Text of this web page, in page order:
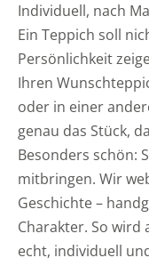
Individuell, nach
Ein Teppich soll
Persönlichkeit
Ihren
oder in einer
genau das Stück,
Besonders schön:
mitbringen. Wir
Geschichte –
Charakter. So wird
echt, individuell